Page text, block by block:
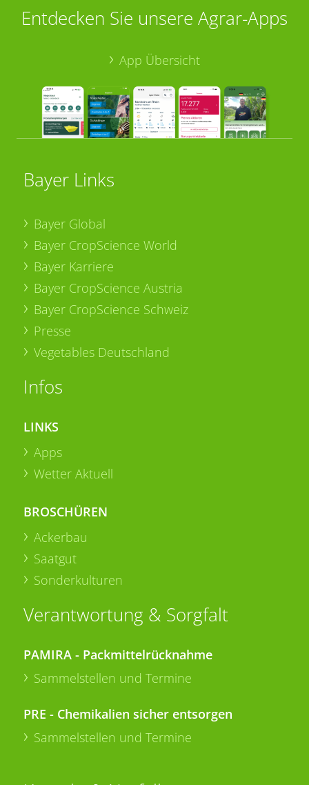
Entdecken Sie unsere Agrar-Apps
App Übersicht
Bayer Links
Bayer Global
Bayer CropScience World
Bayer Karriere
Bayer CropScience Austria
Bayer CropScience Schweiz
Presse
Vegetables Deutschland
Infos
LINKS
Apps
Wetter Aktuell
BROSCHÜREN
Ackerbau
Saatgut
Sonderkulturen
Verantwortung & Sorgfalt
PAMIRA - Packmittelrücknahme
Sammelstellen und Termine
PRE - Chemikalien sicher entsorgen
Sammelstellen und Termine